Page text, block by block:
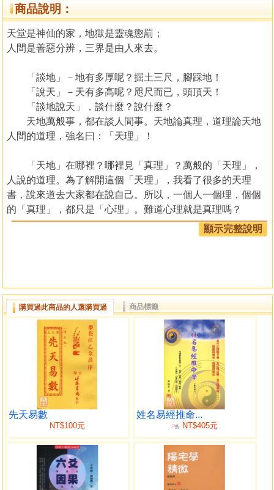
商品說明：
天堂是神仙的家，地獄是靈魂懲罰；
人間是善惡分辨，三界是由人來去。
「談地」－地有多厚呢？掘土三尺，腳踩地！
「說天」－天有多高呢？咫尺而已，頭頂天！
「談地說天」，談什麼？說什麼？
天地萬般事，都在談人間事。天地論真理，道理論天地
人間的道理，強名曰：「天理」！
「天地」在哪裡？哪裡見「真理」？萬般的「天理」，
人說的道理。為了解開這個「天理」，我看了很多的天理
書，說來道去大家都在說自己。所以，一個人一個理，個個
的「真理」，都只是「心理」。難道心理就是真理嗎？
為了解開人間心裡的謎團，我進入了修行之路後，就開
始找尋「天之理」和「地之理」到底在哪裡？原來「天地之
作者簡介
楊儒勳
楊儒勳，國姓天台山．楊生，慈惠中央靈修院。一位易
經理學的老師，他的書籍等文化創作都是畢生經驗的累積所
编繏出來的書籍。1957年出生的他，由於25歲那年曾「死而
復活」的奇遇眼見南無觀世音菩薩從天而降所產生了各種身
體特殊變化和進入慈惠堂修行的奇遇，也因年輕時即研究奇
門易經學的經驗而䦕班授徒，並為人們做命理堪輿學的服
務，他寫作和創作的書籍和產品，都是畢生經驗和努力過程
序文（一）
顯示完整說明
購買過此商品的人還購買過 商品標籤
先天易數
NT$100元
姓名易經推命...
9折 NT$405元